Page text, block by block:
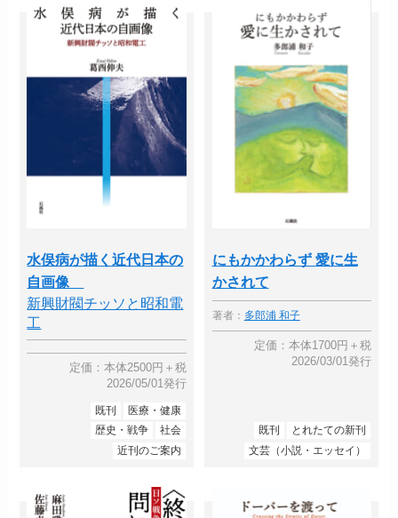
水俣病が描く近代日本の
自画像
新興財閥チッソと昭和電
工
定価：本体2500円＋税
2026/05/01発行
既刊
医療・健康
歴史・戦争
社会
近刊のご案内
にもかかわらず 愛に生
かされて
著者： 多郎浦 和子
定価：本体1700円＋税
2026/03/01発行
既刊
とれたての新刊
文芸（小説・エッセイ）